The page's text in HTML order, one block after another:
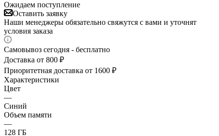
Ожидаем поступление
Оставить заявку
Наши менеджеры обязательно свяжутся с вами и уточнят
условия заказа
Самовывоз сегодня - бесплатно
Доставка от 800 ₽
Приоритетная доставка от 1600 ₽
Характеристики
Цвет
—
Синий
Объем памяти
—
128 ГБ